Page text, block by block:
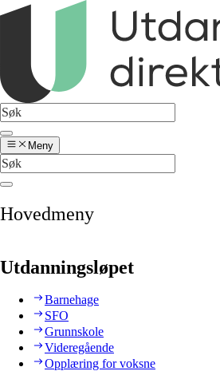
Meny
Hovedmeny
Utdanningsløpet
Barnehage
SFO
Grunnskole
Videregående
Opplæring for voksne